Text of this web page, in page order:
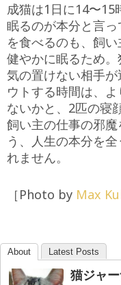
成猫は1日に14〜15
眠るのが本分と言
を食べるのも、飼
健やかに眠るため。
気の置けない相手
ウトする時間は、
ないかと、2匹の寝
飼い主の仕事の邪
う、人生の本分を
れません。
［Photo by Max
About Latest Posts
猫ジャ